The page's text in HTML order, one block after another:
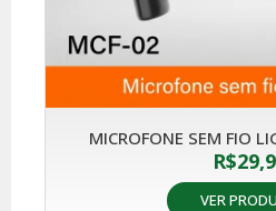
MICROFONE SEM FIO
R$
VER